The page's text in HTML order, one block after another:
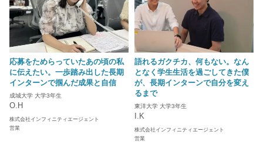
応募をためらっていたあの頃の私
に伝えたい。一歩踏み出した長期
インターンで掴んだ成果と自信
成城大学 大学3年生
O.H
株式会社インフィニティエージェント
営業
語れるガクチカ、何もない。なん
となく学生生活を過ごしてきた僕
が、長期インターンで自分を変え
るまで
東洋大学 大学3年生
I.K
株式会社インフィニティエージェント
営業